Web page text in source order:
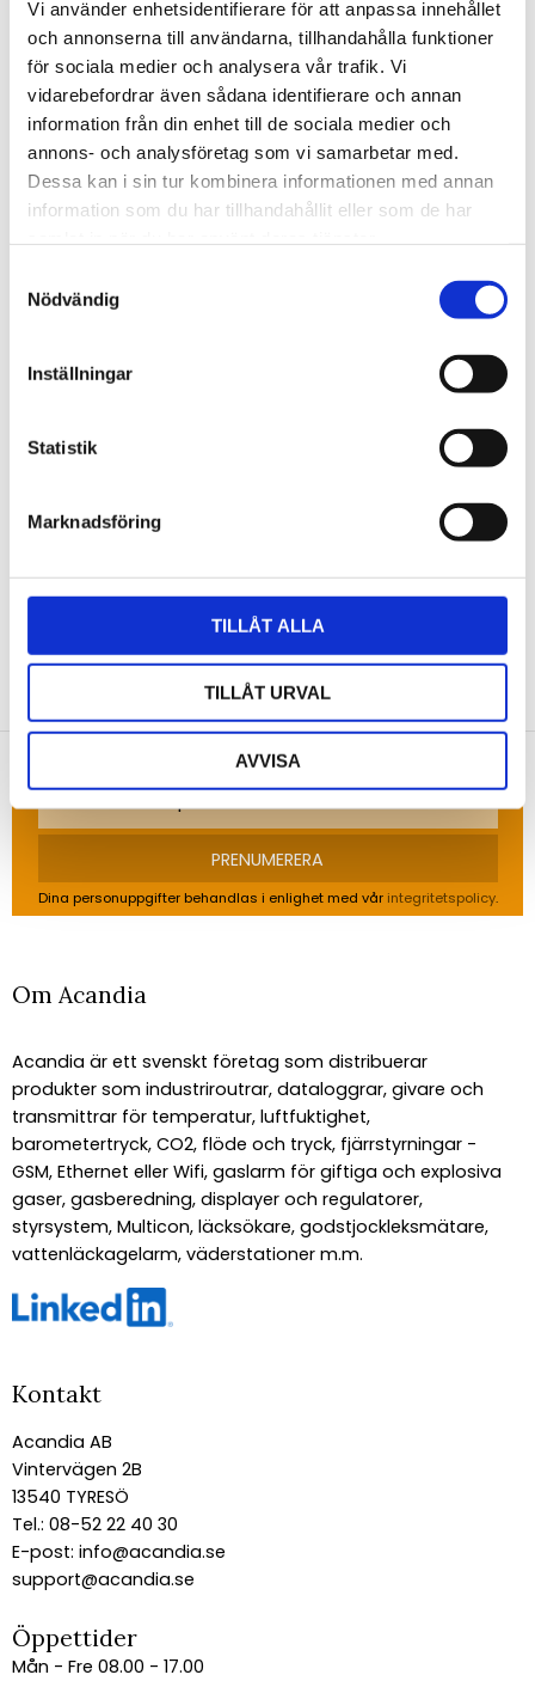
Vi använder enhetsidentifierare för att anpassa innehållet
och annonserna till användarna, tillhandahålla funktioner
för sociala medier och analysera vår trafik. Vi
vidarebefordrar även sådana identifierare och annan
information från din enhet till de sociala medier och
annons- och analysföretag som vi samarbetar med.
Dessa kan i sin tur kombinera informationen med annan
information som du har tillhandahållit eller som de har
Nödvändig
Inställningar
Statistik
Marknadsföring
TILLÅT ALLA
TILLÅT URVAL
AVVISA
Utan kontaktdon.
STÄLL EN FRÅGA OM PRODUKTEN
Temperaturgivare Specifikationer
Bli den första att lämna ett omdöme.
NYHETSBREV
senaste nyheterna!
PRENUMERERA
Dina personuppgifter behandlas i enlighet med vår integritetspolicy.
Om Acandia
Acandia är ett svenskt företag som distribuerar
produkter som industriroutrar, dataloggrar, givare och
transmittrar för temperatur, luftfuktighet,
barometertryck, CO2, flöde och tryck, fjärrstyrningar -
GSM, Ethernet eller Wifi, gaslarm för giftiga och explosiva
gaser, gasberedning, displayer och regulatorer,
styrsystem, Multicon, läcksökare, godstjockleksmätare,
vattenläckagelarm, väderstationer m.m.
Kontakt
Acandia AB
Vintervägen 2B
13540 TYRESÖ
Tel.: 08-52 22 40 30
E-post: info@acandia.se
support@acandia.se
Öppettider
Mån - Fre 08.00 - 17.00